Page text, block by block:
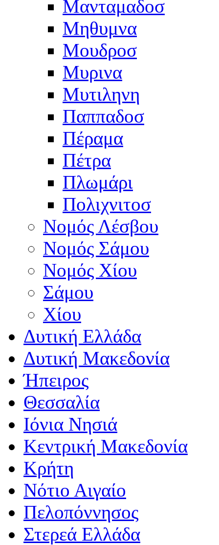
Μανταμαδοσ
Μηθυμνα
Μουδροσ
Μυρινα
Μυτιληνη
Παππαδοσ
Πέραμα
Πέτρα
Πλωμάρι
Πολιχνιτοσ
Νομός Λέσβου
Νομός Σάμου
Νομός Χίου
Σάμου
Χίου
Δυτική Ελλάδα
Δυτική Μακεδονία
Ήπειρος
Θεσσαλία
Ιόνια Νησιά
Κεντρική Μακεδονία
Κρήτη
Νότιο Αιγαίο
Πελοπόννησος
Στερεά Ελλάδα